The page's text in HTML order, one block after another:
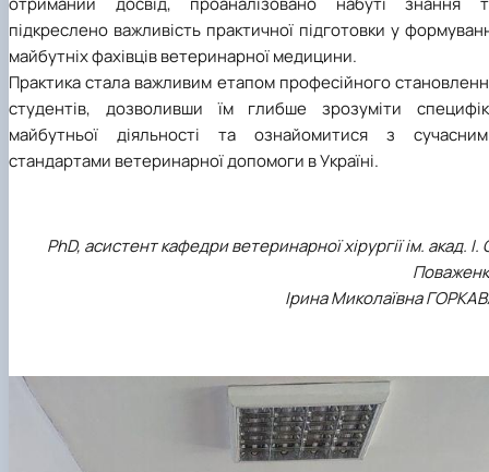
підкреслено важливість практичної підготовки у
майбутніх фахівців ветеринарної медицини.
Практика стала важливим етапом професійного
студентів, дозволивши їм глибше зрозуміти
майбутньої діяльності та ознайомитися з
стандартами ветеринарної допомоги в Україні.
PhD, асистент кафедри ветеринарної хірургії ім. акад. І.
Ірина Миколаївна